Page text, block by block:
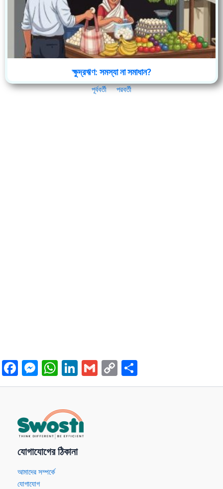
ক্ষুদ্রঋণ: সমস্যা না সমাধান?
পূর্ববর্তী পরবর্তী
Facebook
Messenger
WhatsApp
LinkedIn
Gmail
Copy
Link
যোগাযোগের ঠিকানা
আমাদের সম্পর্কে
যোগাযোগ